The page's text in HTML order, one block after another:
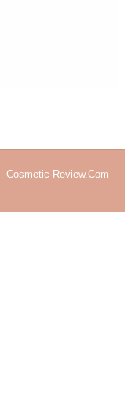
Cosmetic-Review.com